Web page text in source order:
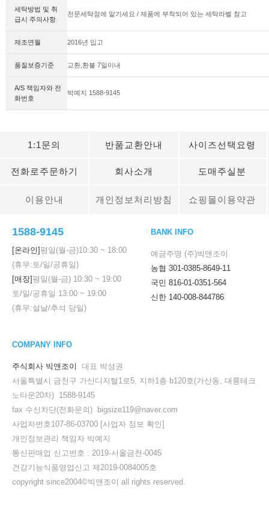
세요!
세탁방법 및 취
급시 주의사항
전문세탁점에 맡기세요 / 제품에 부착되어 있는 세탁라벨 참고
제조연월 2016년 입고
품질보증기준 교환,환불 7일이내
A/S 책임자와 전
화번호
박예지 1588-9145
1:1문의 반품교환안내 사이즈선택요령
전화로주문하기 회사소개 도매주실분
이용안내 개인정보처리방침 쇼핑몰이용약관
1588-9145
[온라인]평일(월-금)10:30 ~ 18:00
(휴무:토/일/공휴일)
[매장]평일(월-금) 10:30 ~ 19:00
토/일/공휴일 13:00 ~ 19:00
(휴무:설날/추석 당일)
BANK INFO
예금주명 (주)빅앤조이
농협 301-0385-8649-11
국민 816-01-0351-564
신한 140-008-844786
COMPANY INFO
주식회사 빅앤조이
대표 박성권
서울특별시 금천구 가산디지털1로5, 지하1층 b120호(가산동, 대륭테크
노타운20차) 1588-9145
fax 수신차단(전화문의) bigsize119@naver.com
사업자번호107-86-03700 [사업자 정보 확인]
개인정보관리 책임자 박예지
통신판매업 신고번호 : 2019-서울금천-0045
건강기능식품영업신고 제2019-0084005호
copyright since2004©빅앤조이 all rights reserved.